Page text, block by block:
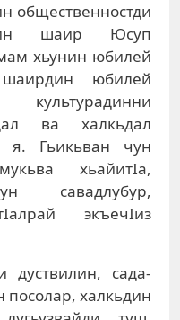
общественностди
шаир Юсуп
хьунин юбилей
юбилей
ва халкьдал
я. Гьикьван чун
хьайитIа,
савадлубур,
экъечIиз
дуствилин, сада-
посолар, халкьдин